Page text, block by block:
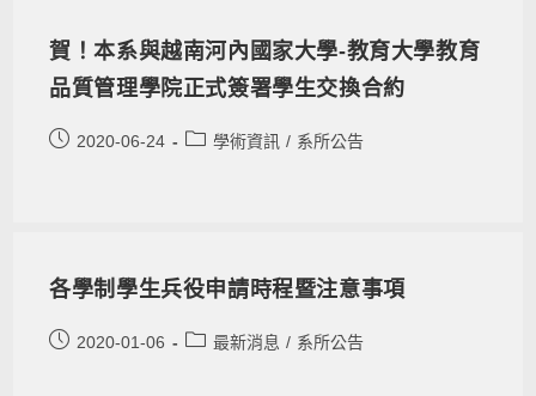
賀！本系與越南河內國家大學-教育大學教育
品質管理學院正式簽署學生交換合約
2020-06-24 學術資訊 / 系所公告
各學制學生兵役申請時程暨注意事項
2020-01-06 最新消息 / 系所公告